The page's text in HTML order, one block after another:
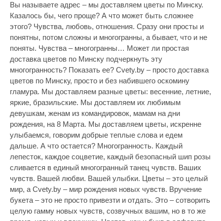
Алексей, 03.09.2024 13:11:35
Заказывала определенный букет, потому что того, что
мне хотелось не могут собрать в магазинах.
Приветливые менеджеры и курьеры. Понравилось, что
доставка бесплатная и цены не высокие. Это плюс!
Алла, 18.08.2024 15:14:52
Огромная благодарность за высокую скорость
выполнения заказа. Букет согрел сердце своего
получателя.
Виктор, 16.10.2023 14:35:32
У вас очень удобный интернет-магазин по доставке
цветов. Благодарю за своевременную доставку и
красивый букет. Желаю успехов!!!
Роман, 16.09.2022 12:03:59
Спасибо, очень оперативно и культурно был организован
Вы называете адрес – мы доставляем цветы по Минску.
Казалось бы, чего проще? А что может быть сложнее
этого? Чувства, любовь, отношения. Сразу они просты и
понятны, потом сложны и многогранны, а бывает, что и не
поняты. Чувства – многогранны… Может ли простая
доставка цветов по Минску подчеркнуть эту
многогранность? Показать ее? Cvety.by – просто доставка
цветов по Минску, просто и без набившего оскомину
гламура. Мы доставляем разные цветы: весенние, летние,
яркие, бразильские. Мы доставляем их любимым
девушкам, женам из командировок, мамам на дни
рождения, на 8 Марта. Мы доставляем цветы, искренне
улыбаемся, говорим добрые теплые слова и едем
дальше. А что остается? Многогранность. Каждый
лепесток, каждое соцветие, каждый безопасный шип розы
сливается в единый многогранный танец чувств. Ваших
чувств. Вашей любви. Вашей улыбки. Цветы – это целый
мир, а Cvety.by – мир рождения новых чувств. Вручение
букета – это не просто привезти и отдать. Это – сотворить
целую гамму новых чувств, созвучных вашим, но в то же